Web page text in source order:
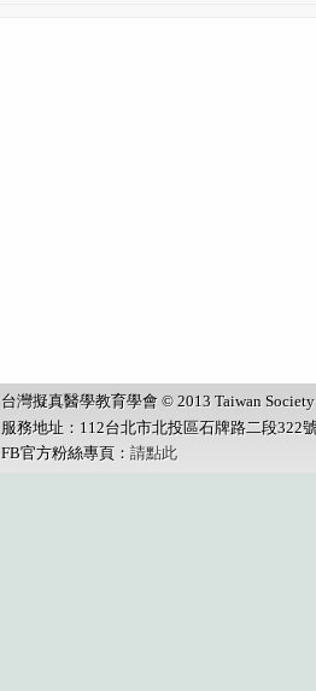
台灣擬真醫學教育學會 © 2013 Taiwan
服務地址：112台北市北投區石牌路二段322
FB官方粉絲專頁： 請點此